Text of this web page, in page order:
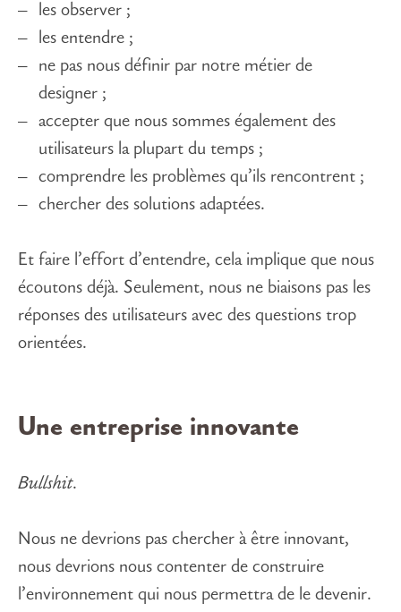
les observer ;
les entendre ;
ne pas nous définir par notre métier de
designer ;
accepter que nous sommes également des
utilisateurs la plupart du temps ;
comprendre les problèmes qu’ils rencontrent ;
chercher des solutions adaptées.
Et faire l’effort d’entendre, cela implique que nous
écoutons déjà. Seulement, nous ne biaisons pas les
réponses des utilisateurs avec des questions trop
orientées.
Une entreprise innovante
Bullshit.
Nous ne devrions pas chercher à être innovant,
nous devrions nous contenter de construire
l’environnement qui nous permettra de le devenir.